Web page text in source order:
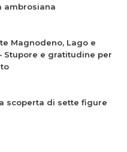
ambrosiana
Magnodeno, Lago e
Stupore e gratitudine per
scoperta di sette figure